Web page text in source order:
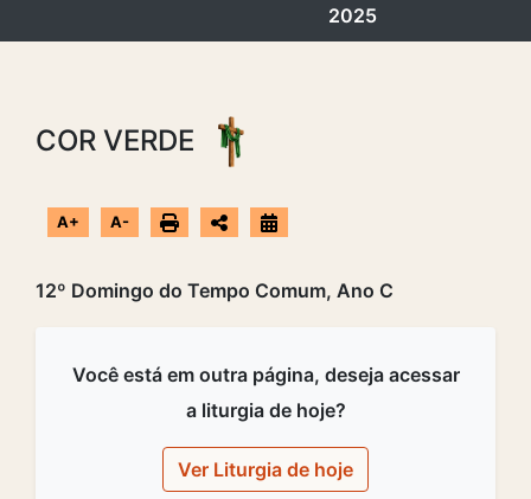
2025
COR VERDE
A+ A-
12º Domingo do Tempo Comum, Ano C
Você está em outra página, deseja acessar
a liturgia de hoje?
Ver Liturgia de hoje